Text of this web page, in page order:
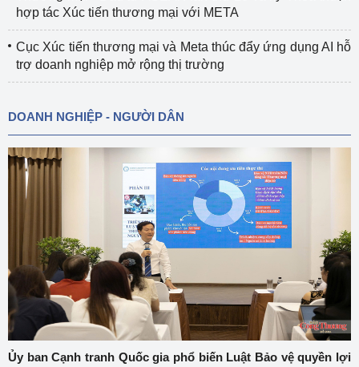
hợp tác Xúc tiến thương mại với META
Cục Xúc tiến thương mại và Meta thúc đẩy ứng dụng AI hỗ
trợ doanh nghiệp mở rộng thị trường
DOANH NGHIỆP - NGƯỜI DÂN
Ủy ban Cạnh tranh Quốc gia phổ biến Luật Bảo vệ quyền lợi